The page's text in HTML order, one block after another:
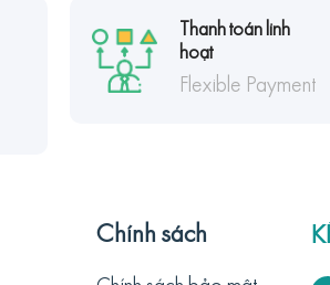
Thanh toán linh
hoạt
Flexible Payment
Chính sách